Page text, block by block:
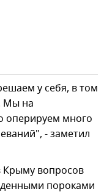
у себя, в том
Мы на
оперируем много
- заметил
вопросов
пороками